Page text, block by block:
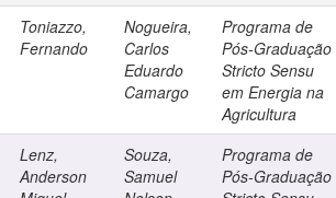
Toniazzo,
Fernando
Nogueira,
Carlos
Eduardo
Camargo
Programa de
Pós-Graduação
Stricto Sensu
em Energia na
Agricultura
Lenz,
Anderson
Souza,
Samuel
Programa de
Pós-Graduação